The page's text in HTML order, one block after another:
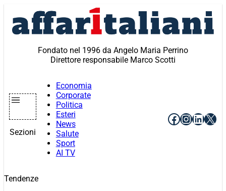
contenuto
Fondato nel 1996 da Angelo Maria Perrino
Direttore responsabile Marco Scotti
Sezioni
Economia
Corporate
Politica
Esteri
News
Salute
Sport
AI TV
Facebook
X
Tendenze